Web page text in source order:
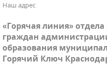
Наш адрес
«Горячая линия»
граждан
образования
Горячий Ключ